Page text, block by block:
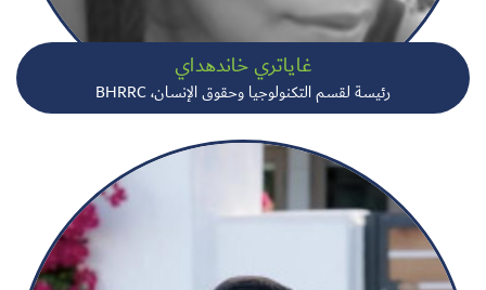
غاياتري خاندهداي
رئيسة لقسم التكنولوجيا وحقوق الإنسان، BHRRC